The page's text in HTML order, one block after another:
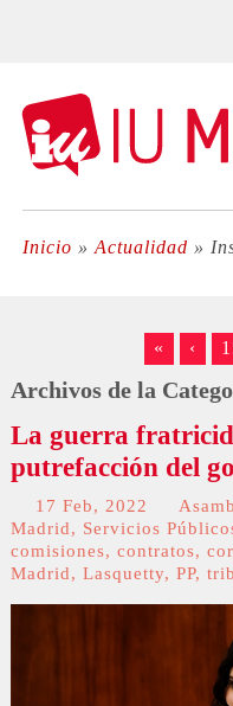
Inicio » Actualidad »
« ‹
Archivos de la
La guerra
putrefacción del
17 Feb, 2022
Madrid, Servicios
comisiones, contratos,
Madrid, Lasquetty, PP,